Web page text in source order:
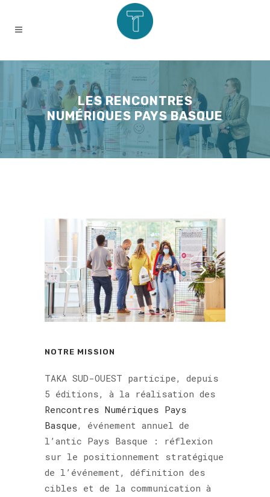
LES RENCONTRES
NUMÉRIQUES PAYS BASQUE
NOTRE MISSION
TAKA SUD-OUEST participe, depuis
5 éditions, à la réalisation des
Rencontres Numériques Pays
Basque, événement annuel de
l’antic Pays Basque : réflexion
sur le positionnement stratégique
de l’événement, définition des
cibles et de la communication à